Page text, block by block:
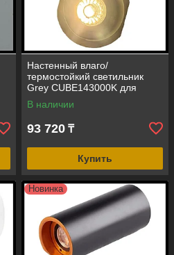
Настенный влаго/
термостойкий светильник
Grey CUBE143000K для
паровой комнаты (LED, 24В,
мощность = 14 Вт, 3000K,
В наличии
93 720 ₸
Купить
Новинка